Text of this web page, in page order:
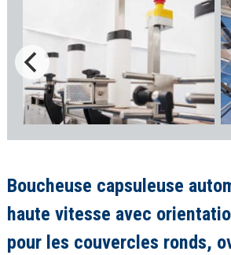
Boucheuse capsuleuse
haute vitesse avec
pour les couvercles ronds,